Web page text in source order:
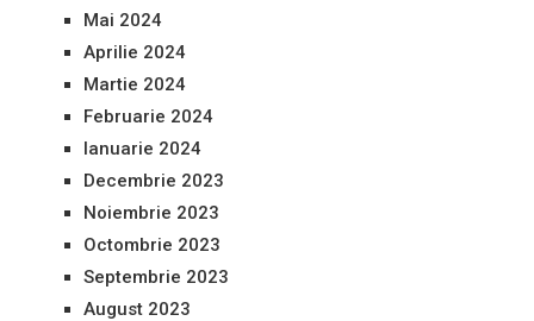
Mai 2024
Aprilie 2024
Martie 2024
Februarie 2024
Ianuarie 2024
Decembrie 2023
Noiembrie 2023
Octombrie 2023
Septembrie 2023
August 2023